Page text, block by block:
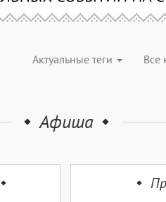
Актуальные теги Все
Афиша